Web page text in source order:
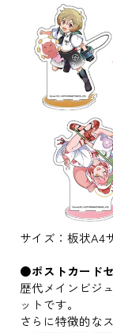
サイズ：板状A4
●ポストカード
歴代メインビジ
ットです。
さらに特徴的な